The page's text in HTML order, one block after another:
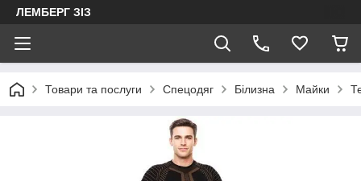
ЛЕМБЕРГ ЗІЗ
Товари та послуги Спецодяг Білизна Майки